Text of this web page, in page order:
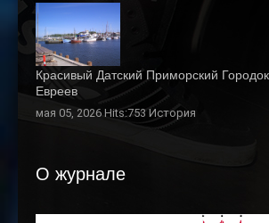
Красивый Датский Приморский
Евреев
мая 05, 2026 Hits:753 История
О журнале